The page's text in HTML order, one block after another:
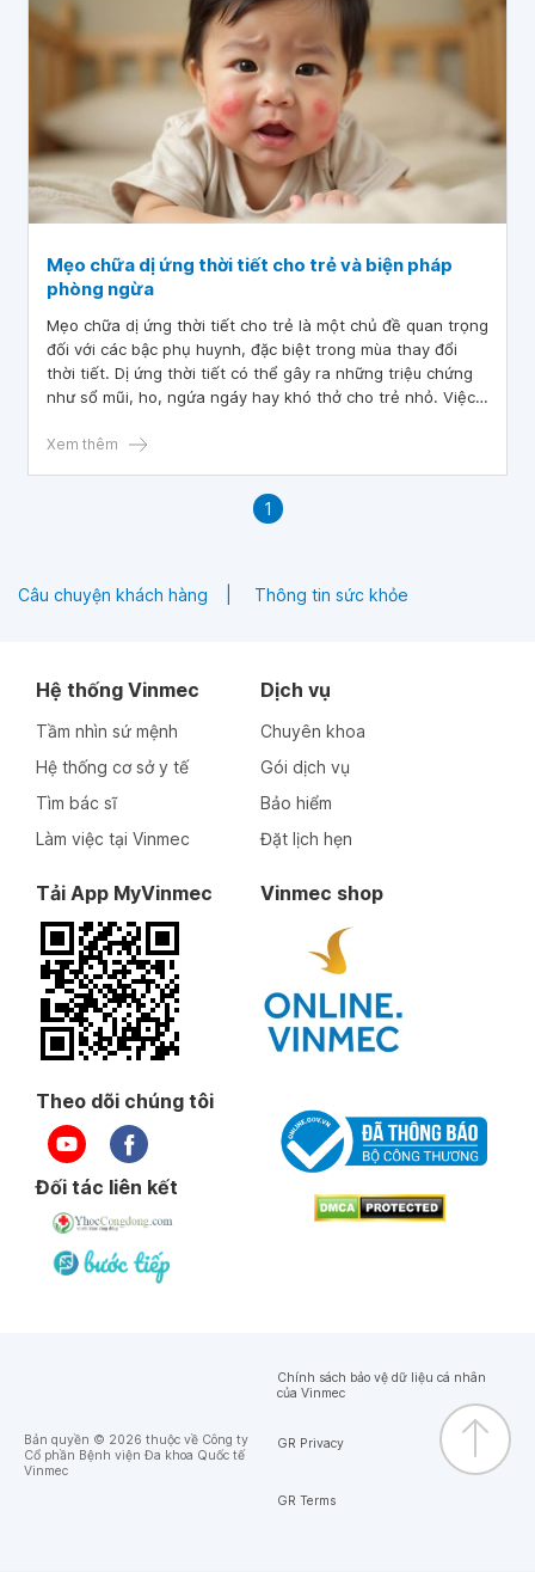
Mẹo chữa dị ứng thời tiết cho trẻ và biện pháp
phòng ngừa
Mẹo chữa dị ứng thời tiết cho trẻ là một chủ đề quan trọng
đối với các bậc phụ huynh, đặc biệt trong mùa thay đổi
thời tiết. Dị ứng thời tiết có thể gây ra những triệu chứng
như sổ mũi, ho, ngứa ngáy hay khó thở cho trẻ nhỏ. Việc
không chỉ giúp giảm bớt sự khó chịu mà còn bảo vệ sức
Xem thêm
1
Câu chuyện khách hàng Thông tin sức khỏe
Hệ thống Vinmec
Tầm nhìn sứ mệnh
Hệ thống cơ sở y tế
Tìm bác sĩ
Làm việc tại Vinmec
Dịch vụ
Chuyên khoa
Gói dịch vụ
Bảo hiểm
Đặt lịch hẹn
Tải App MyVinmec Vinmec shop
Theo dõi chúng tôi
Đối tác liên kết
Bản quyền © 2026 thuộc về Công ty
Cổ phần Bệnh viện Đa khoa Quốc tế
Vinmec
Chính sách bảo vệ dữ liệu cá nhân
của Vinmec
GR Privacy
GR Terms